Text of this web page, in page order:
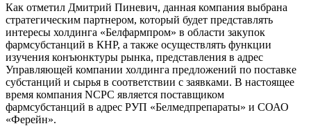
Как отметил Дмитрий Пиневич, данная компания выбрана
стратегическим партнером, который будет представлять
интересы холдинга «Белфармпром» в области закупок
фармсубстанций в КНР, а также осуществлять функции
изучения конъюнктуры рынка, представления в адрес
Управляющей компании холдинга предложений по поставке
субстанций и сырья в соответствии с заявками. В настоящее
время компания NCPC является поставщиком
фармсубстанций в адрес РУП «Белмедпрепараты» и СОАО
«Ферейн».